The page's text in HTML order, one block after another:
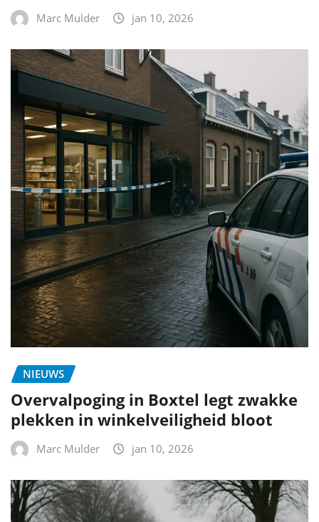
Marc Mulder jan 10, 2026
NIEUWS
Overvalpoging in Boxtel legt zwakke
plekken in winkelveiligheid bloot
Marc Mulder jan 10, 2026